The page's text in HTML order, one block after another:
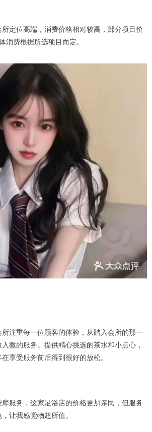
位高端，消费价格相对较高，部分项目价
消费根据所选项目而定。
重每一位顾客的体验，从踏入会所的那一
微的服务。提供精心挑选的茶水和小点心，
享受服务前后得到很好的放松。
务，这家足浴店的价格更加亲民，但服务
让我感觉物超所值。